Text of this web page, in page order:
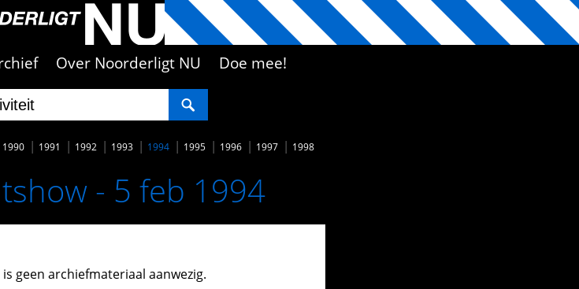
Over Noorderligt NU Doe mee!
1990 1991 1992 1993 1994 1995 1996 1997 1998
- 5 feb 1994
geen archiefmateriaal aanwezig.